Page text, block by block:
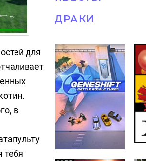
для
в
тебя
ДРАКИ